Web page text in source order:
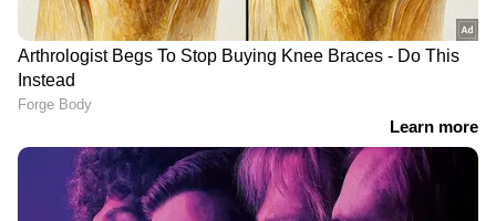
ABOUT THE AUTHOR
WDWeb Desk
Follow Us